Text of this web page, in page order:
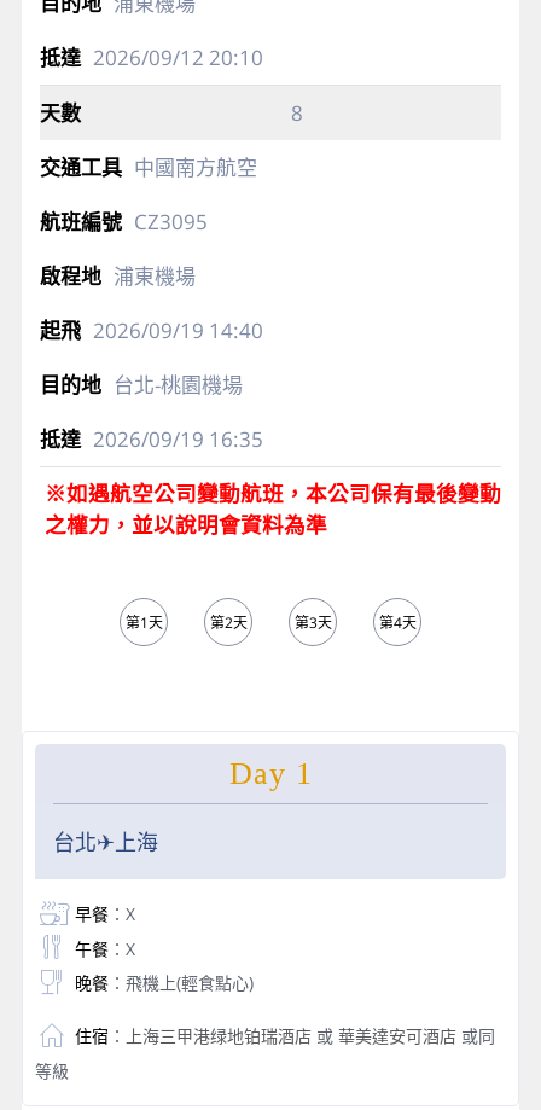
2026/09/12 20:10
8
中國南方航空
CZ3095
浦東機場
2026/09/19 14:40
台北-桃園機場
2026/09/19 16:35
※如遇航空公司變動航班，本公司保有最後變動
之權力，並以說明會資料為準
第1天 第2天 第3天 第4天
Day 1
台北✈上海
早餐：X
午餐：X
晚餐：飛機上(輕食點心)
住宿 ： 上海三甲港绿地铂瑞酒店或 華美達安可酒店或同
等級